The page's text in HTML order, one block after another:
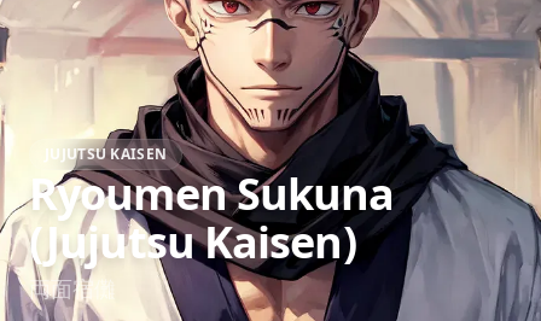
JUJUTSU KAISEN
Ryoumen Sukuna
(Jujutsu Kaisen)
両面宿儺